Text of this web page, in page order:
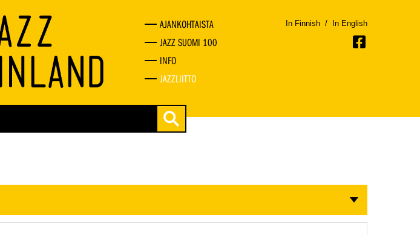
AJANKOHTAISTA
JAZZ SUOMI 100
INFO
JAZZLIITTO
In Finnish / In English